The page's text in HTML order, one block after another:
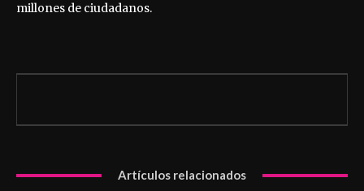
millones de ciudadanos.
Artículos relacionados